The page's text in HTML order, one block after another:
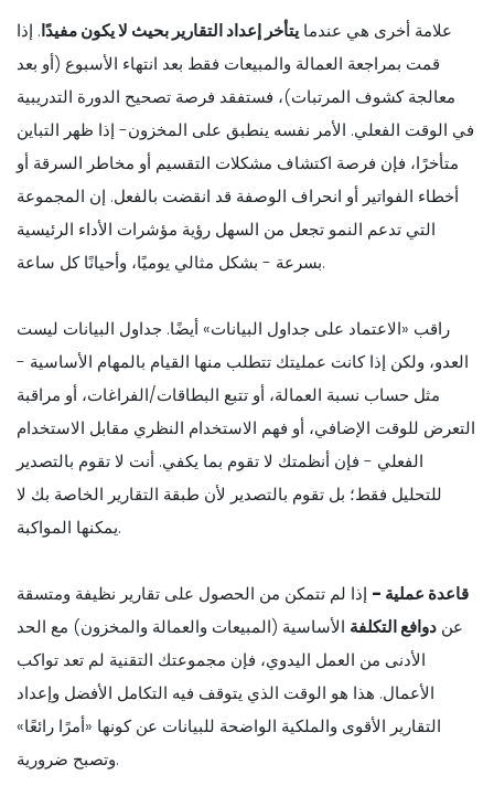
علامة أخرى هي عندمايتأخر إعداد التقارير بحيث لا يكون مفيدًا. إذا
قمت بمراجعة العمالة والمبيعات فقط بعد انتهاء الأسبوع (أو بعد
معالجة كشوف المرتبات)، فستفقد فرصة تصحيح الدورة التدريبية
في الوقت الفعلي. الأمر نفسه ينطبق على المخزون- إذا ظهر التباين
متأخرًا، فإن فرصة اكتشاف مشكلات التقسيم أو مخاطر السرقة أو
أخطاء الفواتير أو انحراف الوصفة قد انقضت بالفعل. إن المجموعة
التي تدعم النمو تجعل من السهل رؤية مؤشرات الأداء الرئيسية
بسرعة - بشكل مثالي يوميًا، وأحيانًا كل ساعة.
راقب «الاعتماد على جداول البيانات» أيضًا. جداول البيانات ليست
العدو، ولكن إذا كانت عمليتك تتطلب منها القيام بالمهام الأساسية -
مثل حساب نسبة العمالة، أو تتبع البطاقات/الفراغات، أو مراقبة
التعرض للوقت الإضافي، أو فهم الاستخدام النظري مقابل الاستخدام
الفعلي - فإن أنظمتك لا تقوم بما يكفي. أنت لا تقوم بالتصدير
للتحليل فقط؛ بل تقوم بالتصدير لأن طبقة التقارير الخاصة بك لا
يمكنها المواكبة.
قاعدة عملية - إذا لم تتمكن من الحصول على تقارير نظيفة ومتسقة
عن دوافع التكلفة الأساسية (المبيعات والعمالة والمخزون) مع الحد
الأدنى من العمل اليدوي، فإن مجموعتك التقنية لم تعد تواكب
الأعمال. هذا هو الوقت الذي يتوقف فيه التكامل الأفضل وإعداد
التقارير الأقوى والملكية الواضحة للبيانات عن كونها «أمرًا رائعًا»
وتصبح ضرورية.